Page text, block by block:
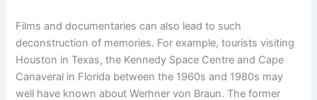
Films and documentaries can also lead to such
deconstruction of memories. For example, tourists visiting
Houston in Texas, the Kennedy Space Centre and Cape
Canaveral in Florida between the 1960s and 1980s may
well have known about Werhner von Braun. The former